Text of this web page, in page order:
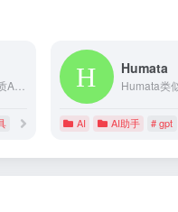
Humata
AI AI助手 # gpt